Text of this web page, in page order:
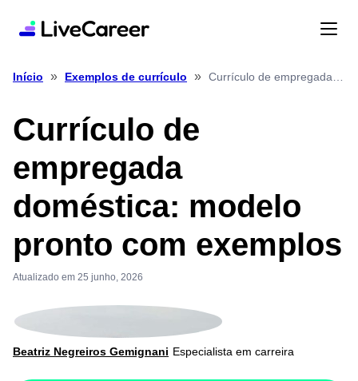
Início » Exemplos de currículo »
Currículo de
empregada
doméstica: modelo
pronto com exemplos
Atualizado em 25 junho, 2026
Beatriz Negreiros Gemignani Especialista em carreira